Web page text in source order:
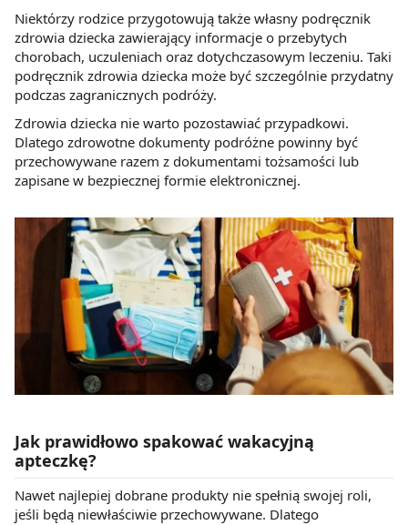
Niektórzy rodzice przygotowują także własny podręcznik
zdrowia dziecka zawierający informacje o przebytych
chorobach, uczuleniach oraz dotychczasowym leczeniu. Taki
podręcznik zdrowia dziecka może być szczególnie przydatny
podczas zagranicznych podróży.
Zdrowia dziecka nie warto pozostawiać przypadkowi.
Dlatego zdrowotne dokumenty podróżne powinny być
przechowywane razem z dokumentami tożsamości lub
zapisane w bezpiecznej formie elektronicznej.
Jak prawidłowo spakować wakacyjną
apteczkę?
Nawet najlepiej dobrane produkty nie spełnią swojej roli,
jeśli będą niewłaściwie przechowywane. Dlatego